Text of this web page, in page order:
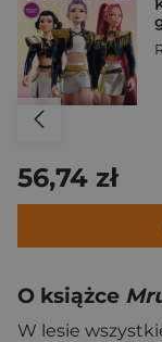
56,74 zł
O książce
W lesie